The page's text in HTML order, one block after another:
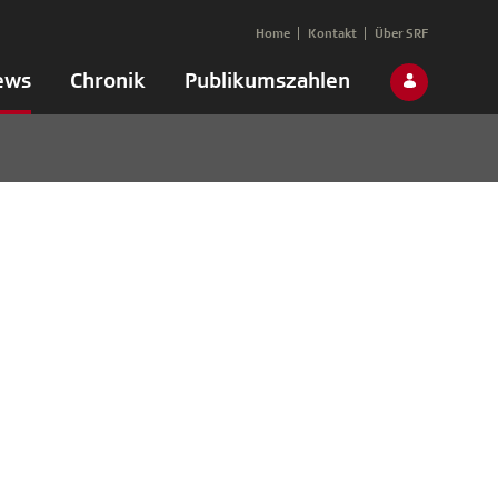
Chronik Publikumszahlen
Home Kontakt Über SRF